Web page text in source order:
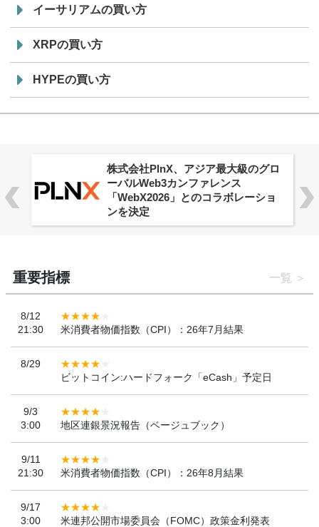
イーサリアムの買い方
XRPの買い方
HYPEの買い方
株式会社PlnX、アジア最大級のグロ
ーバルWeb3カンファレンス
「WebX2026」とのコラボレーショ
ンを決定
重要指標 一覧
8/12
21:30
米消費者物価指数（CPI）：26年7月結果
8/29
ビットコイン:ハードフォーク「eCash」予定日
9/3
3:00
地区連銀景況報告（ベージュブック）
9/11
21:30
米消費者物価指数（CPI）：26年8月結果
9/17
3:00
米連邦公開市場委員会（FOMC）政策金利発表